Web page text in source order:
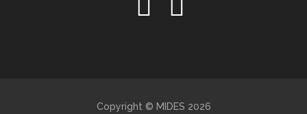
Copyright © MIDES 2026